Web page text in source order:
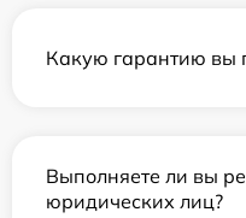
Какую гарантию вы
Выполняете ли вы
юридических лиц?